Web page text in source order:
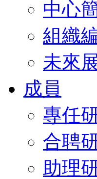
中心
組織
未來
成員
專任
合聘
助理